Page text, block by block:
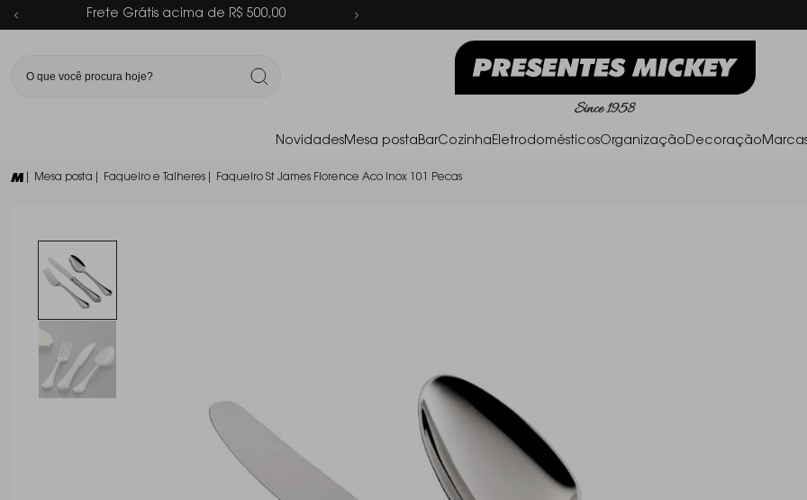
Parcelamento em até 6x sem juros
NovidadesMesa postaBarCozinhaEletrodomésticosOrganizaçãoDecoração
| Mesa posta | Faqueiro e Talheres | Faqueiro St James Florence Aco Inox 101 Pecas